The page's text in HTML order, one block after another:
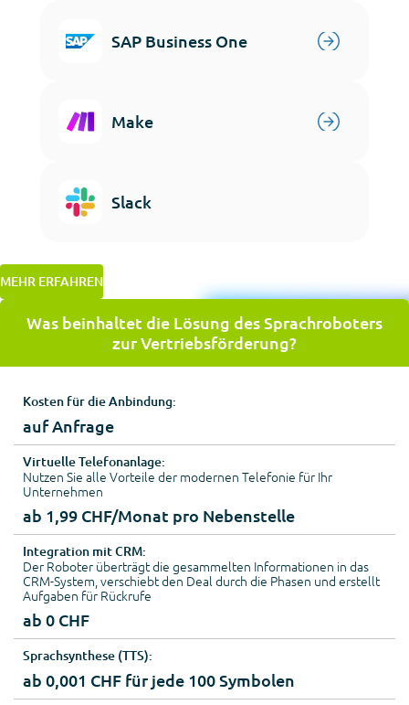
SAP Business One
Make
Slack
MEHR ERFAHREN
Was beinhaltet die Lösung des Sprachroboters
zur Vertriebsförderung?
Kosten für die Anbindung:
auf Anfrage
Virtuelle Telefonanlage:
Nutzen Sie alle Vorteile der modernen Telefonie für Ihr
Unternehmen
ab 1,99 CHF/Monat pro Nebenstelle
Integration mit CRM:
Der Roboter überträgt die gesammelten Informationen in das
CRM-System, verschiebt den Deal durch die Phasen und erstellt
Aufgaben für Rückrufe
ab 0 CHF
Sprachsynthese (TTS):
ab 0,001 CHF für jede 100 Symbolen